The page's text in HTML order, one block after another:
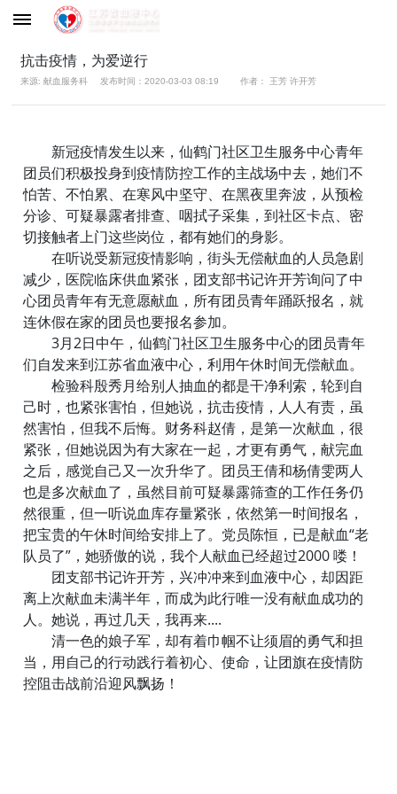
抗击疫情，为爱逆行
来源: 献血服务科 发布时间：2020-03-03 08:19 作者： 王芳 许开芳
新冠疫情发生以来，仙鹤门社区卫生服务中心青年
团员们积极投身到疫情防控工作的主战场中去，她们不
怕苦、不怕累、在寒风中坚守、在黑夜里奔波，从预检
分诊、可疑暴露者排查、咽拭子采集，到社区卡点、密
切接触者上门这些岗位，都有她们的身影。
在听说受新冠疫情影响，街头无偿献血的人员急剧
减少，医院临床供血紧张，团支部书记许开芳询问了中
心团员青年有无意愿献血，所有团员青年踊跃报名，就
连休假在家的团员也要报名参加。
3月2日中午，仙鹤门社区卫生服务中心的团员青年
们自发来到江苏省血液中心，利用午休时间无偿献血。
检验科殷秀月给别人抽血的都是干净利索，轮到自
己时，也紧张害怕，但她说，抗击疫情，人人有责，虽
然害怕，但我不后悔。财务科赵倩，是第一次献血，很
紧张，但她说因为有大家在一起，才更有勇气，献完血
之后，感觉自己又一次升华了。团员王倩和杨倩雯两人
也是多次献血了，虽然目前可疑暴露筛查的工作任务仍
然很重，但一听说血库存量紧张，依然第一时间报名，
把宝贵的午休时间给安排上了。党员陈恒，已是献血“老
队员了”，她骄傲的说，我个人献血已经超过2000 喽！
团支部书记许开芳，兴冲冲来到血液中心，却因距
离上次献血未满半年，而成为此行唯一没有献血成功的
人。她说，再过几天，我再来....
清一色的娘子军，却有着巾帼不让须眉的勇气和担
当，用自己的行动践行着初心、使命，让团旗在疫情防
控阻击战前沿迎风飘扬！